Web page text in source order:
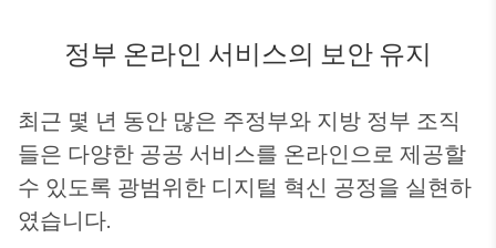
정부 온라인 서비스의 보안 유지
최근 몇 년 동안 많은 주정부와 지방 정부 조직
들은 다양한 공공 서비스를 온라인으로 제공할
수 있도록 광범위한 디지털 혁신 공정을 실현하
였습니다.